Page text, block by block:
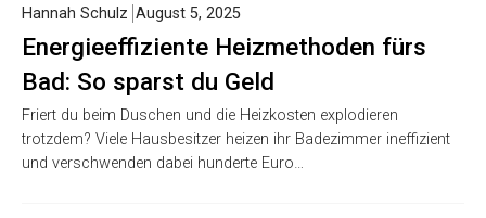
Energieeffiziente Heizmethoden fürs
Bad: So sparst du Geld
Hannah Schulz August 5, 2025
Friert du beim Duschen und die Heizkosten explodieren
trotzdem? Viele Hausbesitzer heizen ihr Badezimmer ineffizient
und verschwenden dabei hunderte Euro…